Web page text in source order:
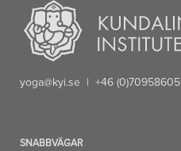
yoga@kyi.se | +46 (0)70958605
SNABBVÄGAR